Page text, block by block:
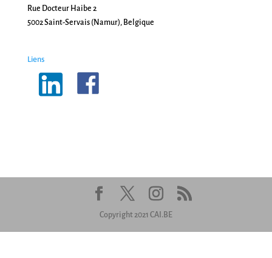
Rue Docteur Haibe 2
5002 Saint-Servais (Namur), Belgique
Liens
Copyright 2021 CAI.BE